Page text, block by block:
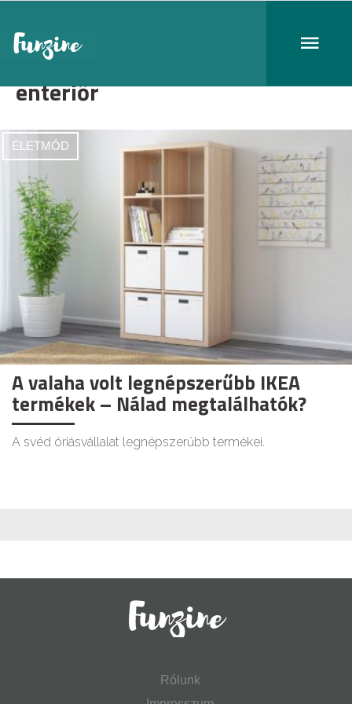
enteriőr
ÉLETMÓD
A valaha volt legnépszerűbb IKEA
termékek – Nálad megtalálhatók?
A svéd óriásvállalat legnépszerűbb termékei.
Rólunk